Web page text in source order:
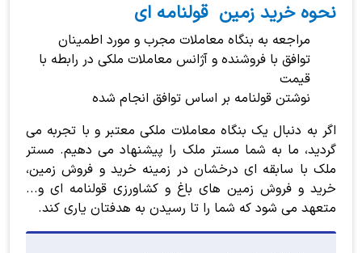
نحوه خرید زمین قولنامه ای
مراجعه به بنگاه معاملات مجرب و مورد اطمینان
توافق با فروشنده و آژانس معاملات ملکی در رابطه با
قیمت
نوشتن قولنامه بر اساس توافق انجام شده
اگر به دنبال یک بنگاه معاملات ملکی معتبر و با تجربه می
گردید، ما به شما مستر ملک را پیشنهاد می دهیم. مستر
ملک با سابقه ای درخشان در زمینه خرید و فروش زمین،
خرید و فروش زمین های باغ و کشاورزی قولنامه ای و...
متعهد می شود که شما را تا رسیدن به هدفتان یاری کند.